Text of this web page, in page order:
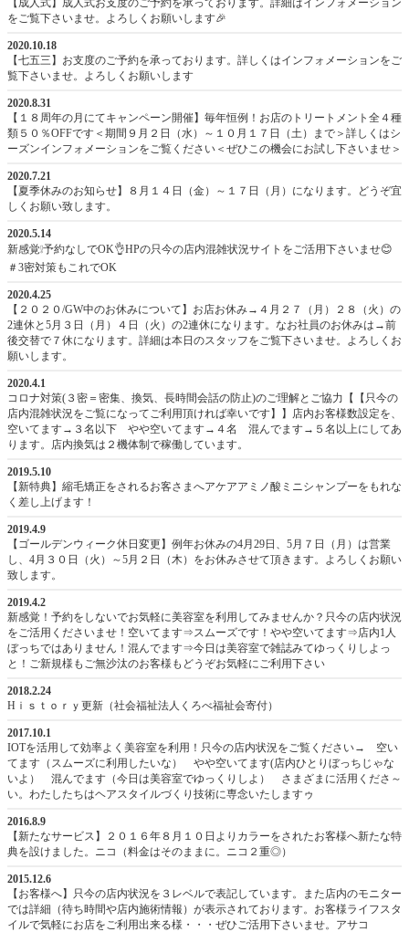
【成人式】成人式お支度のご予約を承っております。詳細はインフォメーション
をご覧下さいませ。よろしくお願いします🎉
2020.10.18
【七五三】お支度のご予約を承っております。詳しくはインフォメーションをご
覧下さいませ。よろしくお願いします
2020.8.31
【１８周年の月にてキャンペーン開催】毎年恒例！お店のトリートメント全４種
類５０％OFFです＜期間９月２日（水）～１０月１７日（土）まで＞詳しくはシ
ーズンインフォメーションをご覧ください＜ぜひこの機会にお試し下さいませ＞
2020.7.21
【夏季休みのお知らせ】８月１４日（金）～１７日（月）になります。どうぞ宜
しくお願い致します。
2020.5.14
新感覚❕予約なしでOK👌HPの只今の店内混雑状況サイトをご活用下さいませ😊
＃3密対策もこれでOK
2020.4.25
【２０２０/GW中のお休みについて】お店お休み→４月２７（月）２８（火）の
2連休と5月３日（月）４日（火）の2連休になります。なお社員のお休みは→前
後交替で７休になります。詳細は本日のスタッフをご覧下さいませ。よろしくお
願いします。
2020.4.1
コロナ対策(３密＝密集、換気、長時間会話の防止)のご理解とご協力【【只今の
店内混雑状況をご覧になってご利用頂ければ幸いです】】店内お客様数設定を、
空いてます→３名以下 やや空いてます→４名 混んでます→５名以上にしてあ
ります。店内換気は２機体制で稼働しています。
2019.5.10
【新特典】縮毛矯正をされるお客さまへアケアアミノ酸ミニシャンプーをもれな
く差し上げます！
2019.4.9
【ゴールデンウィーク休日変更】例年お休みの4月29日、5月７日（月）は営業
し、4月３０日（火）～5月２日（木）をお休みさせて頂きます。よろしくお願い
致します。
2019.4.2
新感覚！予約をしないでお気軽に美容室を利用してみませんか？只今の店内状況
をご活用くださいませ！空いてます⇒スムーズです！やや空いてます⇒店内1人
ぼっちではありません！混んでます⇒今日は美容室で雑誌みてゆっくりしよっ
と！ご新規様もご無沙汰のお客様もどうぞお気軽にご利用下さい
2018.2.24
Hｉｓｔｏｒｙ更新（社会福祉法人くろべ福祉会寄付）
2017.10.1
IOTを活用して効率よく美容室を利用！只今の店内状況をご覧ください→ 空い
てます（スムーズに利用したいな） やや空いてます(店内ひとりぼっちじゃな
いよ） 混んでます（今日は美容室でゆっくりしよ） さまざまに活用くださ～
い。わたしたちはヘアスタイルづくり技術に専念いたしますゥ
2016.8.9
【新たなサービス】２０１６年８月１０日よりカラーをされたお客様へ新たな特
典を設けました。ニコ（料金はそのままに。ニコ２重◎）
2015.12.6
【お客様へ】只今の店内状況を３レベルで表記しています。また店内のモニター
では詳細（待ち時間や店内施術情報）が表示されております。お客様ライフスタ
イルで気軽にお店をご利用出来る様・・・ぜひご活用下さいませ。アサコ